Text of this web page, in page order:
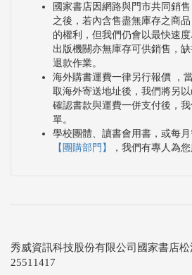
國家書店因網路與門市共同銷
之後，若內含售盡無庫存之商
的權利，但我們仍會以最快速
出版機關亦無庫存可供銷售，
退款作業。
海外購書運費一律另行報價 ，
取海外寄送地址後，我們將另以
確認書款與運費一併支付後，
單。
學校團體、讀書會用書，或每
【團購部門】
，我們有專人為您
秀威資訊科技股份有限公司國家書店
25511417